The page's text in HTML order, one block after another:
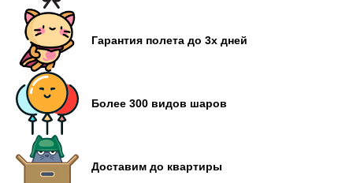
Гарантия полета до 3х дней
Более 300 видов шаров
Доставим до квартиры